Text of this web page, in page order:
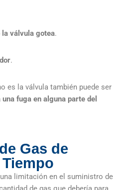
válvula gotea.
.
es la válvula también puede ser
fuga en alguna parte del
Gas de
limitación en el suministro de